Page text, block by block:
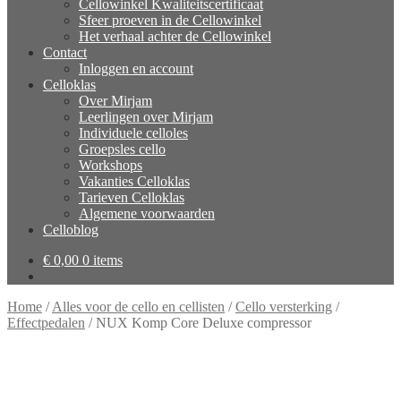
Cellowinkel Kwaliteitscertificaat
Sfeer proeven in de Cellowinkel
Het verhaal achter de Cellowinkel
Contact
Inloggen en account
Celloklas
Over Mirjam
Leerlingen over Mirjam
Individuele celloles
Groepsles cello
Workshops
Vakanties Celloklas
Tarieven Celloklas
Algemene voorwaarden
Celloblog
€ 0,00 0 items
Home /Alles voor de cello en cellisten /Cello versterking /
Effectpedalen /NUX Komp Core Deluxe compressor